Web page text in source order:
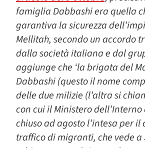
famiglia Dabbashi era quella
garantiva la sicurezza
Mellitah, secondo un accordo
dalla società italiana e dal
aggiunge che ‘la brigata del
Dabbashi (questo il nome
delle due milizie (l’altra si
con cui il Ministero dell’Interno
chiuso ad agosto l’intesa per
traffico di migranti, che vede a